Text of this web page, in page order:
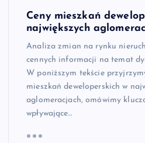
Ceny mieszkań
największych
Analiza zmian na rynku
cennych informacji na temat
W poniższym tekście
mieszkań deweloperskich w
aglomeracjach, omówimy
wpływające…